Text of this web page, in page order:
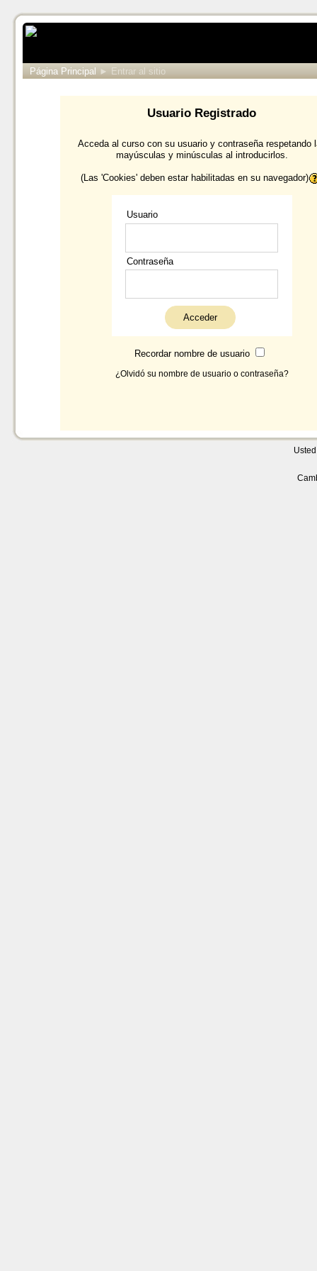
Página Principal ► Entrar al sitio
Usuario Registrado
Acceda al curso con su usuario y contraseña respetando
mayúsculas y minúsculas al introducirlos.
(Las 'Cookies' deben estar habilitadas en su navegador)
Usuario
Contraseña
Recordar nombre de usuario
¿Olvidó su nombre de usuario o contraseña?